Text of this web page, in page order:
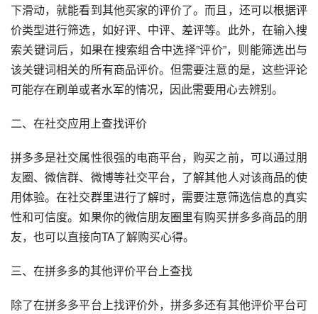
下滑动，就能看到其他买家的评价了。而且，还可以根据评
价类型进行筛选，如好评、中评、差评等。此外，在输入搜
索关键词后，如果在搜索组合中选择”评价”，则能筛选出与
该关键词相关的所有商品评价。但需要注意的是，这些评论
可能存在刷单或者水军的情况，因此需要用心去辨别。
二、在社交应用上查找评价
拼多多是社交属性很强的电商平台，购买之前，可以通过朋
友圈、微信群、微博等社交平台，了解其他人对该商品的使
用体验。在社交群里进行了解时，需要注意筛选信息的真实
性和可信度。如果你的微信朋友圈里有购买拼多多商品的朋
友，也可以直接向TA了解购买心得。
三、在拼多多的其他评价平台上查找
除了在拼多多平台上找评价外，拼多多还有其他评价平台可